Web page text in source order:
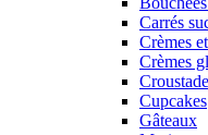
Carrés
Crèmes
Crèmes
Cupcakes
Gâteaux